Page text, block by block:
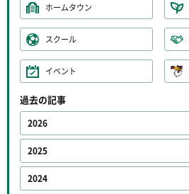
ホームタウン
スクール
イベント
過去の記事
2026
2025
2024